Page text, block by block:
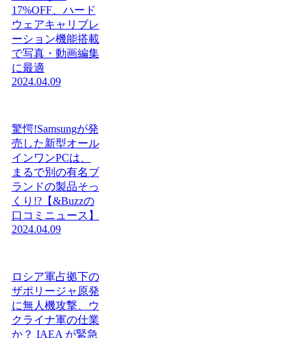
17%OFF、ハード
ウェアキャリブレ
ーション機能搭載
で写真・動画編集
に最適
2024.04.09
驚愕!Samsungが発
売した新型オール
インワンPCは、
まるで別の有名ブ
ランドの製品そっ
くり!?【&Buzzの
口コミニュース】
2024.04.09
ロシア軍占拠下の
ザポリージャ原発
に無人機攻撃、ウ
クライナ軍の仕業
か？ IAEA が緊急